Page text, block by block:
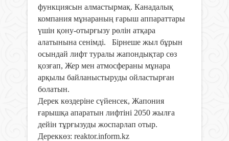
функциясын алмастырмақ. Канадалық
компания мұнараның ғарыш аппараттары
үшін қону-отырғызу рөлін атқара
алатынына сенімді. Бірнеше жыл бұрын
осындай лифт туралы жапондықтар сөз
қозғап, Жер мен атмосфераны мұнара
арқылы байланыстыруды ойластырған
болатын.
Дерек көздеріне сүйенсек, Жапония
ғарышқа апаратын лифтіні 2050 жылға
дейін тұрғызуды жоспарлап отыр.
Дереккөз: reaktor.inform.kz